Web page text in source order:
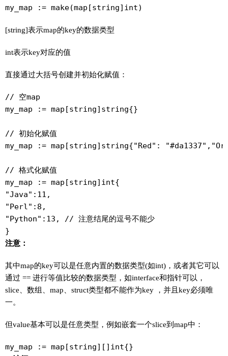
my_map := make(map[string]int)
[string]表示map的key的数据类型
int表示key对应的值
直接通过大括号创建并初始化赋值：
// 空map
my_map := map[string]string{}
// 初始化赋值
my_map := map[string]string{"Red":
// 格式化赋值
my_map := map[string]int{
"Java":11,
"Perl":8,
"Python":13, // 注意结尾的逗号不能少
}
注意：
其中map的key可以是任意内置的数据类型(如int)，或者其它可以
通过 == 进行等值比较的数据类型，如interface和指针可以，
slice、数组、map、struct类型都不能作为key ，并且key必须唯
一。
但value基本可以是任意类型，例如嵌套一个slice到map中：
my_map := map[string][]int{}